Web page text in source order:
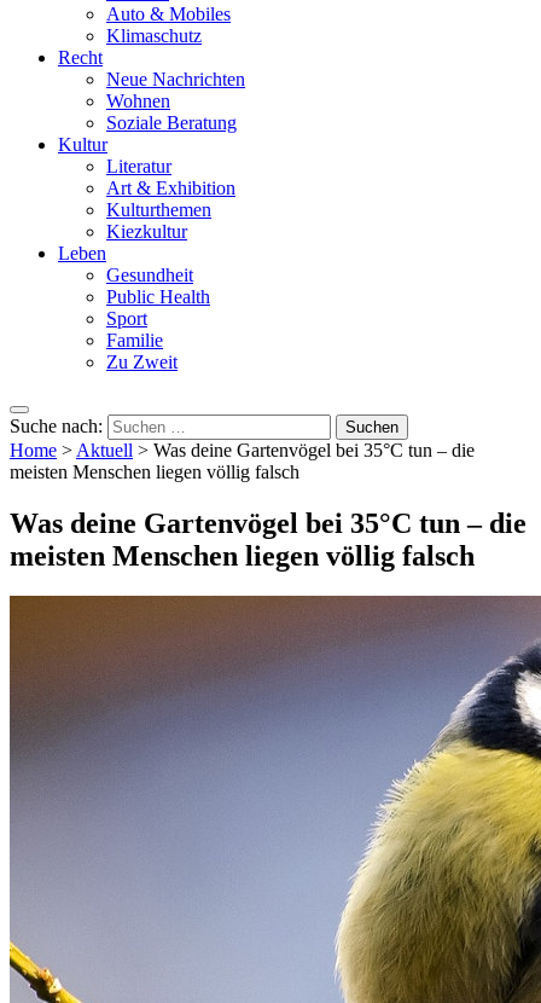
Auto & Mobiles
Klimaschutz
Recht
Neue Nachrichten
Wohnen
Soziale Beratung
Kultur
Literatur
Art & Exhibition
Kulturthemen
Kiezkultur
Leben
Gesundheit
Public Health
Sport
Familie
Zu Zweit
Suche nach:
Home > Aktuell > Was deine Gartenvögel bei 35°C tun – die
meisten Menschen liegen völlig falsch
Was deine Gartenvögel bei 35°C tun – die
meisten Menschen liegen völlig falsch